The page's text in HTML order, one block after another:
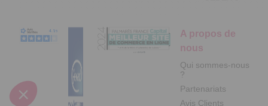
A propos de
nous
Qui sommes-nous
?
Partenariats
Avis Clients